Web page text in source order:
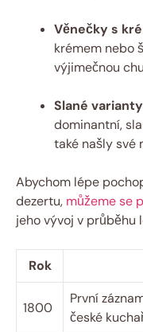
Věnečky s
krémem nebo
výjimečnou
Slané varianty
dominantní,
také našly své
Abychom lépe
dezertu, můžeme se
jeho vývoj v průběhu
Rok
1800
První
české